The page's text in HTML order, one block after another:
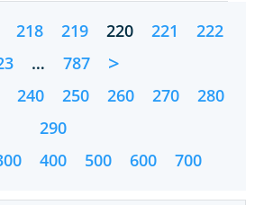
218 219 220 221
222
… 787 >
240 250 260 270
280
290
400 500 600 700